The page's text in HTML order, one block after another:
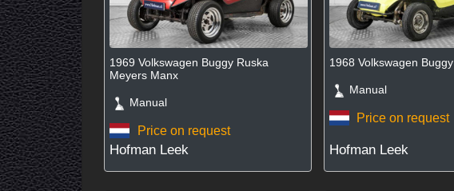
1969 Volkswagen Buggy Ruska
Meyers Manx
Manual
Price on request
Hofman Leek
1968 Volkswagen Buggy
Manual
Price on request
Hofman Leek